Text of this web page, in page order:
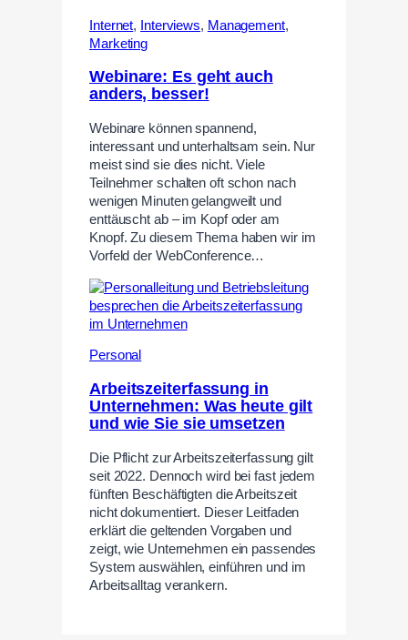
Internet, Interviews, Management,
Marketing
Webinare: Es geht auch
anders, besser!
Webinare können spannend,
interessant und unterhaltsam sein. Nur
meist sind sie dies nicht. Viele
Teilnehmer schalten oft schon nach
wenigen Minuten gelangweilt und
enttäuscht ab – im Kopf oder am
Knopf. Zu diesem Thema haben wir im
Vorfeld der WebConference…
Personal
Arbeitszeiterfassung in
Unternehmen: Was heute gilt
und wie Sie sie umsetzen
Die Pflicht zur Arbeitszeiterfassung gilt
seit 2022. Dennoch wird bei fast jedem
fünften Beschäftigten die Arbeitszeit
nicht dokumentiert. Dieser Leitfaden
erklärt die geltenden Vorgaben und
zeigt, wie Unternehmen ein passendes
System auswählen, einführen und im
Arbeitsalltag verankern.